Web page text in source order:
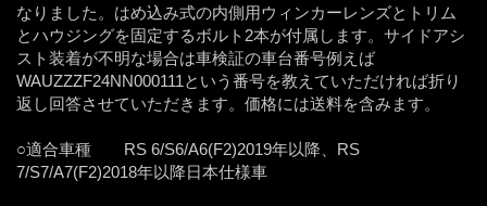
なりました。はめ込み式の内側用ウィンカーレンズとトリム
とハウジングを固定するボルト2本が付属します。サイドアシ
スト装着が不明な場合は車検証の車台番号例えば
WAUZZZF24NN000111という番号を教えていただければ折り
返し回答させていただきます。価格には送料を含みます。
○適合車種 RS 6/S6/A6(F2)2019年以降、RS
7/S7/A7(F2)2018年以降日本仕様車